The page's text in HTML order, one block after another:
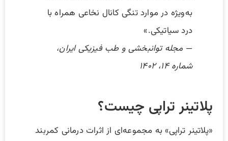
به‌ویژه در موارد تنگی کانال نخاعی همراه با
درد سیاتیکی.»
— مجله توانبخشی و طب فیزیکی ایران،
شماره ۱۴، ۱۴۰۲
پلاتینر تراپی چیست؟
«پلاتینر تراپی» به مجموعه‌ای از اثرات درمانی کمربند